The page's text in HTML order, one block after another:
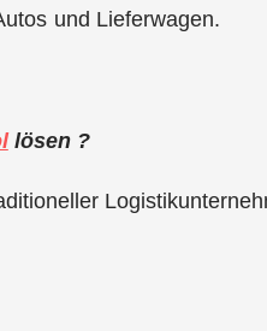
und Lieferwagen.
lösen ?